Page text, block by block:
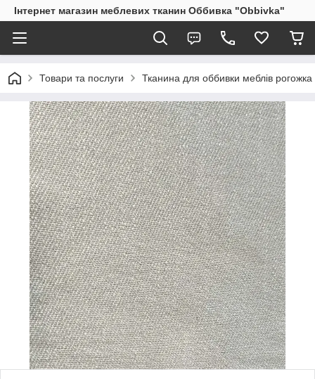
Інтернет магазин меблевих тканин Оббивка "Obbivka"
Товари та послуги Тканина для оббивки меблів рогожка